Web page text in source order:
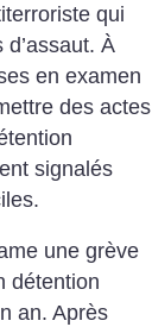
qui
À
en examen
des actes
signalés
une grève
détention
an. Après